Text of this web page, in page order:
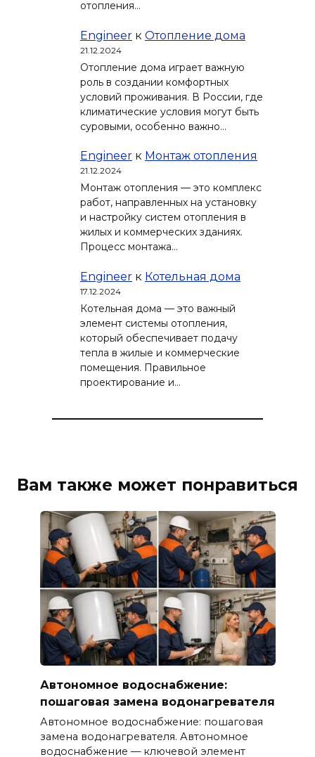
отопления…
Engineer к Отопление дома
21.12.2024
Отопление дома играет важную
роль в создании комфортных
условий проживания. В России, где
климатические условия могут быть
суровыми, особенно важно…
Engineer к Монтаж отопления
21.12.2024
Монтаж отопления — это комплекс
работ, направленных на установку
и настройку систем отопления в
жилых и коммерческих зданиях.
Процесс монтажа…
Engineer к Котельная дома
17.12.2024
Котельная дома — это важный
элемент системы отопления,
который обеспечивает подачу
тепла в жилые и коммерческие
помещения. Правильное
проектирование и…
Вам также может понравиться
Автономное водоснабжение:
пошаговая замена водонагревателя
Автономное водоснабжение: пошаговая
замена водонагревателя. Автономное
водоснабжение — ключевой элемент